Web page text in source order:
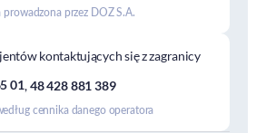
prowadzona przez DOZ S.A.
kontaktujących się z zagranicy
01,48 428 881 389
cennika danego operatora